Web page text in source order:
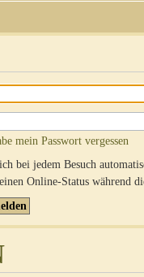
mein Passwort vergessen
bei jedem Besuch
Online-Status während